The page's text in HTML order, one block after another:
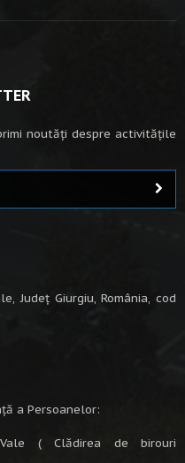
noutăți despre activitățile
Județ Giurgiu, România, cod
a Persoanelor:
Vale ( Clădirea de birouri